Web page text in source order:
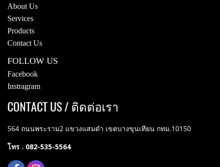
About Us
Services
Products
Contact Us
FOLLOW US
Facebook
Instragram
CONTACT US / ติดต่อเรา
564 ถนนพระราม2 แขวงแสมดำ เขตบางขุนเทียน กทม.10150
โทร . 082-535-5564